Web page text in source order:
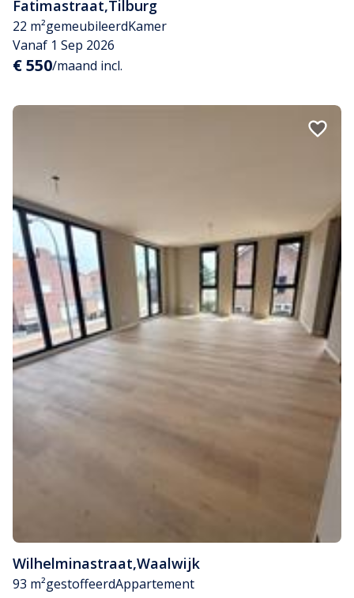
Fatimastraat,Tilburg
22 m²gemeubileerdKamer
Vanaf 1 Sep 2026
€ 550/maand incl.
Wilhelminastraat,Waalwijk
93 m²gestoffeerdAppartement